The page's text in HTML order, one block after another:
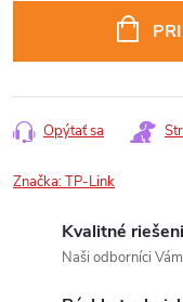
Opýtať sa
Značka:TP-Link
Kvalitné
Naši odborníci